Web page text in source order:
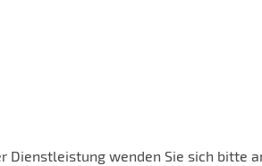
Dienstleistung wenden Sie sich bitte